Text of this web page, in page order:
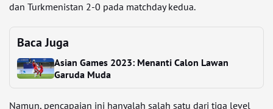
dan Turkmenistan 2-0 pada matchday kedua.
Baca Juga
Asian Games 2023: Menanti Calon Lawan
Garuda Muda
Namun, pencapaian ini hanyalah salah satu dari tiga level